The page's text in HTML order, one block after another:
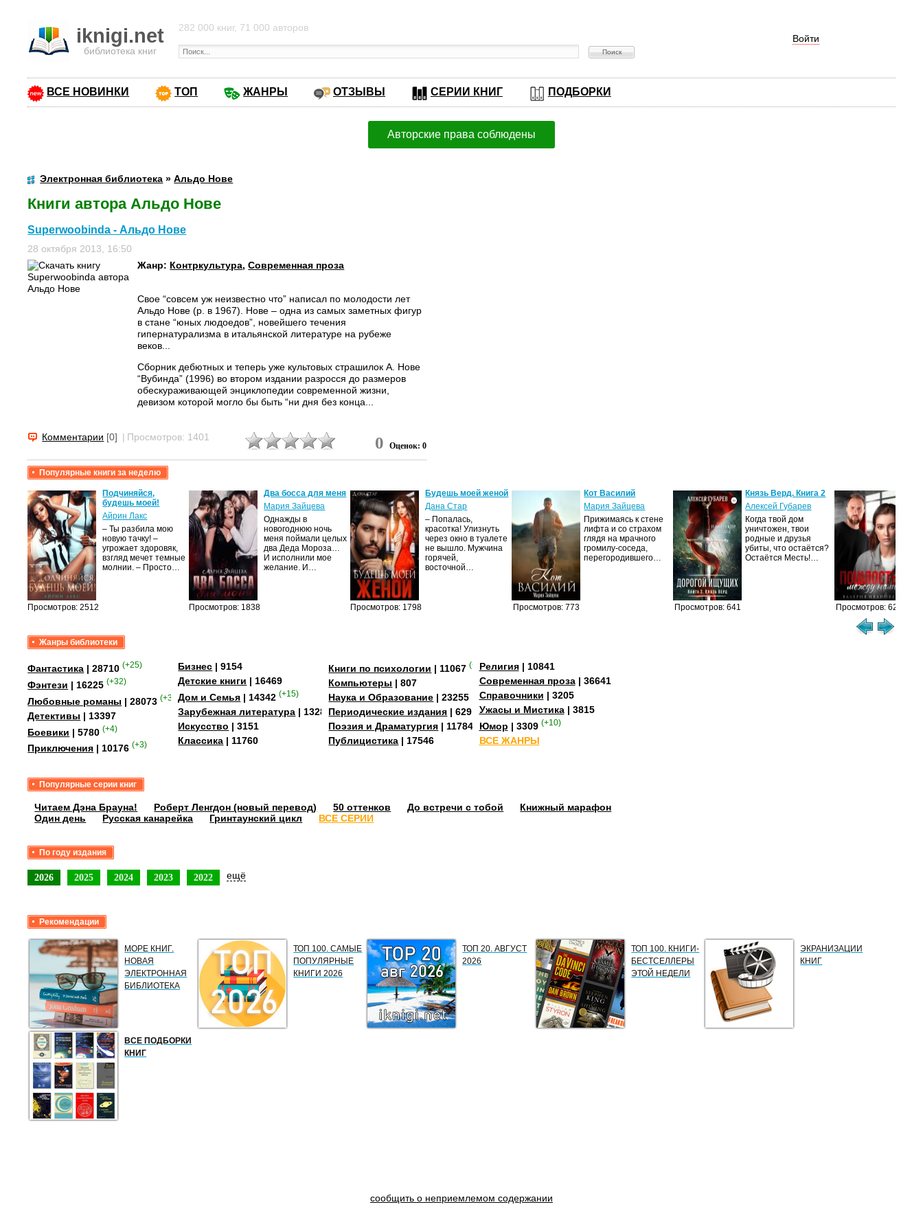
iknigi.net
библиотека книг
Войти
282 000 книг, 71 000 авторов
ВСЕ НОВИНКИ ТОП ЖАНРЫ ОТЗЫВЫ СЕРИИ КНИГ ПОДБОРКИ
Авторские права соблюдены
Электронная библиотека »Альдо Нове
Книги автора Альдо Нове
Superwoobinda - Альдо Нове
28 октября 2013, 16:50
Жанр: Контркультура,Современная проза
Свое “совсем уж неизвестно что” написал по молодости лет
Альдо Нове (р. в 1967). Нове – одна из самых заметных фигур
в стане “юных людоедов”, новейшего течения
гипернатурализма в итальянской литературе на рубеже
веков...
Сборник дебютных и теперь уже культовых страшилок А. Нове
“Вубинда” (1996) во втором издании разросся до размеров
обескураживающей энциклопедии современной жизни,
девизом которой могло бы быть “ни дня без конца...
Комментарии [0] | Просмотров: 1401 0 Оценок: 0
Популярные книги за неделю
Просмотров: 2512
Подчиняйся,
будешь моей!
Айрин Лакс
– Ты разбила мою
новую тачку! –
угрожает здоровяк,
взгляд мечет темные
молнии. – Просто…
Просмотров: 1838
Два босса для меня
Мария Зайцева
Однажды в
новогоднюю ночь
меня поймали целых
два Деда Мороза…
И исполнили мое
желание. И…
Просмотров: 1798
Будешь моей женой
Дана Стар
– Попалась,
красотка! Улизнуть
через окно в туалете
не вышло. Мужчина
горячей,
восточной…
Просмотров: 773
Кот Василий
Мария Зайцева
Прижимаясь к стене
лифта и со страхом
глядя на мрачного
громилу-соседа,
перегородившего…
Просмотров: 641
Князь Верд. Книга 2
Алексей Губарев
Когда твой дом
уничтожен, твои
родные и друзья
убиты, что остаётся?
Остаётся Месть!…
Просмотров: 623
Жанры библиотеки
Фантастика | 28710 (+25)
Фэнтези | 16225 (+32)
Любовные романы | 28073 (+349)
Детективы | 13397
Боевики | 5780 (+4)
Приключения | 10176 (+3)
Бизнес | 9154
Детские книги | 16469
Дом и Семья | 14342 (+15)
Зарубежная литература | 13284
Искусство | 3151
Классика | 11760
Книги по психологии | 11067 (+4)
Компьютеры | 807
Наука и Образование | 23255
Периодические издания | 629
Поэзия и Драматургия | 11784
Публицистика | 17546
Религия| 10841
Современная проза| 36641
Справочники | 3205
Ужасы и Мистика| 3815
Юмор | 3309 (+10)
ВСЕ ЖАНРЫ
Популярные серии книг
Читаем Дэна Брауна! Роберт Ленгдон (новый перевод) 50 оттенков До встречи с тобой
Книжный марафон
Один день
Русская канарейка Гринтаунский цикл ВСЕ СЕРИИ
По году издания
2026 2025 2024 2023 2022 ещё
Рекомендации
МОРЕ КНИГ.
НОВАЯ
ЭЛЕКТРОННАЯ
БИБЛИОТЕКА
ТОП 100. САМЫЕ
ПОПУЛЯРНЫЕ
КНИГИ 2026
ТОП 20. АВГУСТ
2026
ТОП 100. КНИГИ-
БЕСТСЕЛЛЕРЫ
ЭТОЙ НЕДЕЛИ
ЭКРАНИЗАЦИИ
КНИГ
ВСЕ ПОДБОРКИ
КНИГ
сообщить о неприемлемом содержании